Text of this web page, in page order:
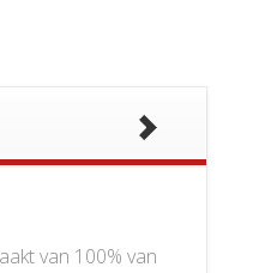
van 100% van